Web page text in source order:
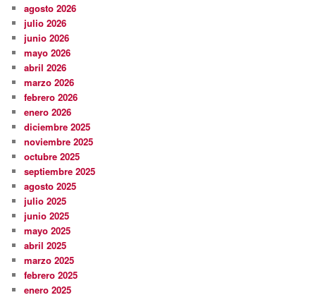
agosto 2026
julio 2026
junio 2026
mayo 2026
abril 2026
marzo 2026
febrero 2026
enero 2026
diciembre 2025
noviembre 2025
octubre 2025
septiembre 2025
agosto 2025
julio 2025
junio 2025
mayo 2025
abril 2025
marzo 2025
febrero 2025
enero 2025